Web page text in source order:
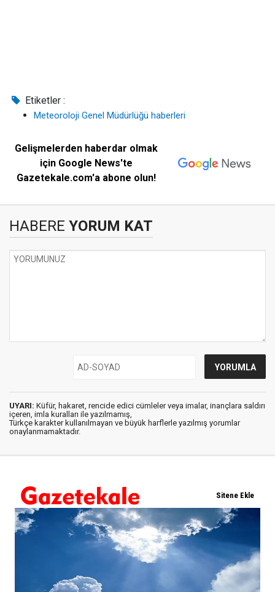
Etiketler :
Meteoroloji Genel Müdürlüğü haberleri
Gelişmelerden haberdar olmak
için Google News'te
Gazetekale.com'a abone olun!
HABERE YORUM KAT
UYARI: Küfür, hakaret, rencide edici cümleler veya imalar, inançlara saldırı
içeren, imla kuralları ile yazılmamış,
Türkçe karakter kullanılmayan ve büyük harflerle yazılmış yorumlar
onaylanmamaktadır.